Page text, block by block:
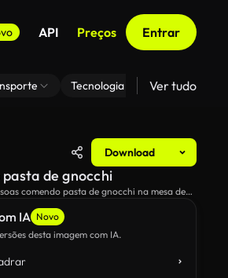
API Preços Entrar
Tecnologia Zoom De
Ver tudo
Download
IA Novo
desta imagem com IA.
de gnocchi
comendo pasta de gnocchi na mesa de